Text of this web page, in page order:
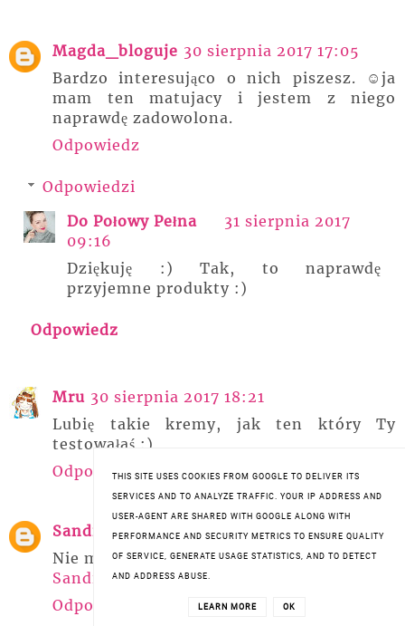
Magda_bloguje 30 sierpnia 2017 17:05
Bardzo interesująco o nich piszesz. ☺ja
mam ten matujacy i jestem z niego
naprawdę zadowolona.
Odpowiedz
Odpowiedzi
Do Połowy Pełna
31 sierpnia 2017
09:16
Dziękuję :) Tak, to naprawdę
przyjemne produkty :)
Odpowiedz
Mru 30 sierpnia 2017 18:21
Lubię takie kremy, jak ten który Ty
testowałaś :)
Odpowiedz
Sandicious 30 sierpnia 2017 20:12
Nie miałam okazji stosować tych kremów.
Sandicious
Odpowiedz
THIS SITE USES COOKIES FROM GOOGLE TO DELIVER ITS
SERVICES AND TO ANALYZE TRAFFIC. YOUR IP ADDRESS AND
USER-AGENT ARE SHARED WITH GOOGLE ALONG WITH
PERFORMANCE AND SECURITY METRICS TO ENSURE QUALITY
OF SERVICE, GENERATE USAGE STATISTICS, AND TO DETECT
AND ADDRESS ABUSE.
LEARN MORE OK